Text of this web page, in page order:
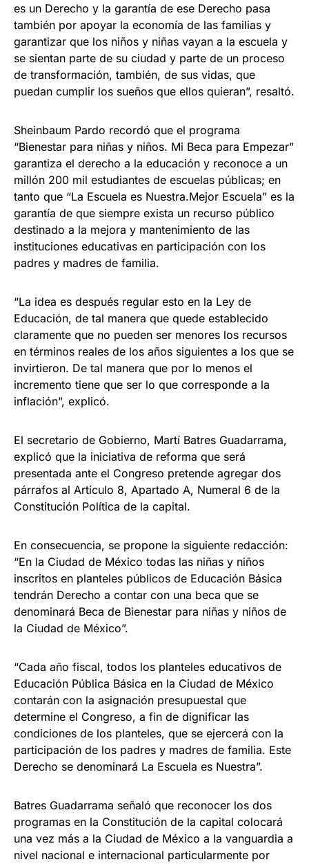
es un Derecho y la garantía de ese Derecho pasa
también por apoyar la economía de las familias y
garantizar que los niños y niñas vayan a la escuela y
se sientan parte de su ciudad y parte de un proceso
de transformación, también, de sus vidas, que
puedan cumplir los sueños que ellos quieran”, resaltó.
Sheinbaum Pardo recordó que el programa
“Bienestar para niñas y niños. Mi Beca para Empezar”
garantiza el derecho a la educación y reconoce a un
millón 200 mil estudiantes de escuelas públicas; en
tanto que “La Escuela es Nuestra.Mejor Escuela” es la
garantía de que siempre exista un recurso público
destinado a la mejora y mantenimiento de las
instituciones educativas en participación con los
padres y madres de familia.
“La idea es después regular esto en la Ley de
Educación, de tal manera que quede establecido
claramente que no pueden ser menores los recursos
en términos reales de los años siguientes a los que se
invirtieron. De tal manera que por lo menos el
incremento tiene que ser lo que corresponde a la
inflación”, explicó.
El secretario de Gobierno, Martí Batres Guadarrama,
explicó que la iniciativa de reforma que será
presentada ante el Congreso pretende agregar dos
párrafos al Artículo 8, Apartado A, Numeral 6 de la
Constitución Política de la capital.
En consecuencia, se propone la siguiente redacción:
“En la Ciudad de México todas las niñas y niños
inscritos en planteles públicos de Educación Básica
tendrán Derecho a contar con una beca que se
denominará Beca de Bienestar para niñas y niños de
la Ciudad de México”.
“Cada año fiscal, todos los planteles educativos de
Educación Pública Básica en la Ciudad de México
contarán con la asignación presupuestal que
determine el Congreso, a fin de dignificar las
condiciones de los planteles, que se ejercerá con la
participación de los padres y madres de familia. Este
Derecho se denominará La Escuela es Nuestra”.
Batres Guadarrama señaló que reconocer los dos
programas en la Constitución de la capital colocará
una vez más a la Ciudad de México a la vanguardia a
nivel nacional e internacional particularmente por